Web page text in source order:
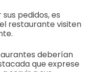
pedidos, es
restaurante visiten
deberían
que exprese